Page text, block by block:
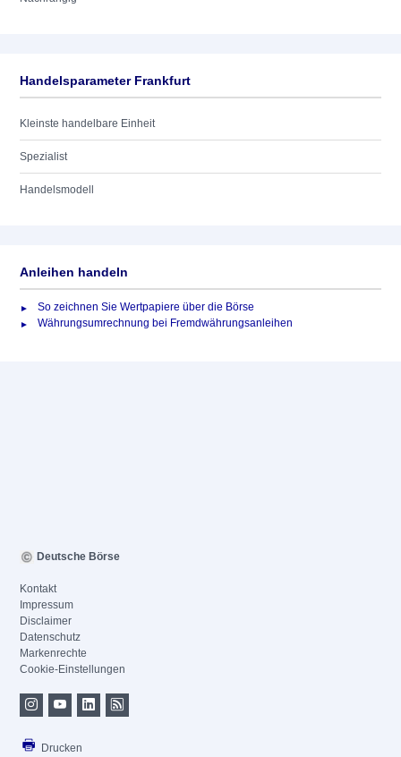
Handelsparameter Frankfurt
Kleinste handelbare Einheit
Spezialist
Handelsmodell
Anleihen handeln
So zeichnen Sie Wertpapiere über die Börse
Währungsumrechnung bei Fremdwährungsanleihen
Deutsche Börse
Kontakt
Impressum
Disclaimer
Datenschutz
Markenrechte
Cookie-Einstellungen
Drucken